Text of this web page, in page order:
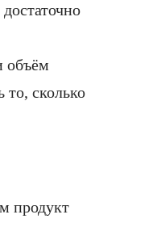
объём
то, сколько
продукт